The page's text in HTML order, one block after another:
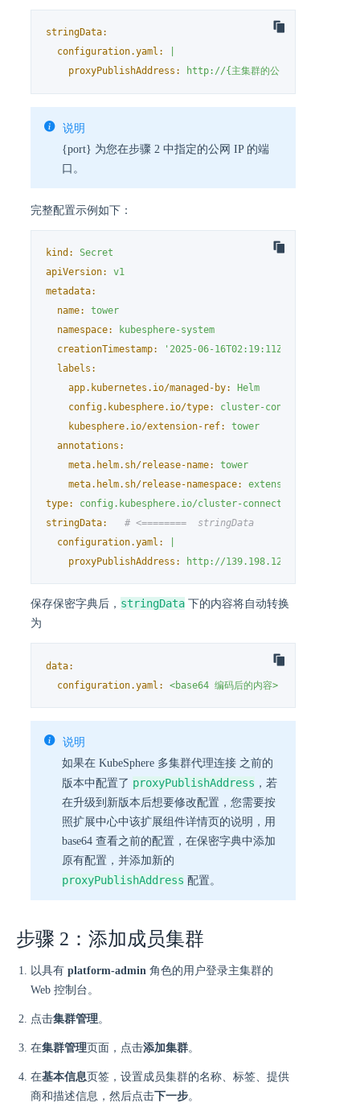
stringData:
configuration.yaml:
proxyPublishAddress:
http://{主集群的公网
说明
{port} 为您在步骤 2 中指定的公网 IP 的端
口。
完整配置示例如下：
kind:
Secret
apiVersion:
v1
metadata:
name:
tower
namespace:
kubesphere-system
creationTimestamp:
'2025-06-16T02:19:11Z'
labels:
app.kubernetes.io/managed-by:
Helm
config.kubesphere.io/type:
cluster-connection-
kubesphere.io/extension-ref:
tower
annotations:
meta.helm.sh/release-name:
tower
meta.helm.sh/release-namespace:
extension-tower
type:
config.kubesphere.io/cluster-connection-config
stringData:
# <========  stringData
configuration.yaml:
proxyPublishAddress:
http://139.198.120.120:30000
保存保密字典后， stringData 下的内容将自动转换
为
data:
configuration.yaml:
<base64 编码后的内容>
说明
如果在 KubeSphere 多集群代理连接 之前的
版本中配置了 proxyPublishAddress ，若
在升级到新版本后想要修改配置，您需要按
照扩展中心中该扩展组件详情页的说明，用
base64 查看之前的配置，在保密字典中添加
原有配置，并添加新的
proxyPublishAddress 配置。
步骤 2：添加成员集群
以具有 platform-admin 角色的用户登录主集群的
Web 控制台。
点击集群管理。
在集群管理页面，点击添加集群。
在基本信息页签，设置成员集群的名称、标签、提供
商和描述信息，然后点击下一步。